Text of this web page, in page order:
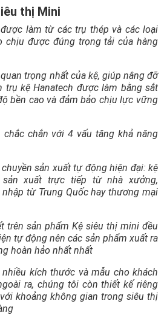
thị Mini
làm từ các trụ thép và các loại
chịu được đúng trọng tải của hàng
trọng nhất của kệ, giúp nâng đỡ
trụ kệ Hanatech được làm bằng sắt
bền cao và đảm bảo chịu lực vững
chắc chắn với 4 vấu tăng khả năng
sản xuất tự động hiện đại: kệ
sản xuất trực tiếp từ nhà xưởng,
từ Trung Quốc hay thương mại
trên sản phẩm Kệ siêu thị mini đều
tự động nên các sản phẩm xuất ra
hoàn hảo nhất nhất
nhiều kích thước và mẫu cho khách
ra, chúng tôi còn thiết kế riêng
khoảng không gian trong siêu thị